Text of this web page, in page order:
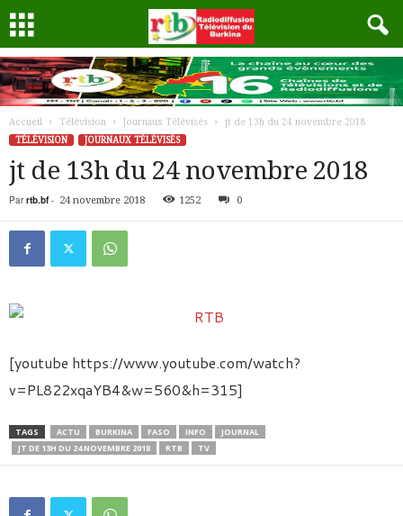
Accueil Télévision Journaux Télévisés
jt de 13h du 24 novembre 2018
TÉLÉVISION
JOURNAUX TÉLÉVISÉS
jt de 13h du 24 novembre 2018
Par rtb.bf- 24 novembre 2018 1252 0
[youtube https://www.youtube.com/watch?
v=PL822xqaYB4&w=560&h=315]
TAGS ACTU BURKINA FASO INFO
JOURNAL
JT DE 13H DU 24 NOVEMBRE 2018
RTB TV